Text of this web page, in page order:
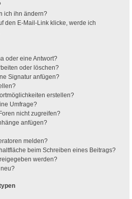
ich ihn ändern?
den E-Mail-Link klicke, werde ich
oder eine Antwort?
oder löschen?
Signatur anfügen?
erstellen?
Umfrage?
nicht zugreifen?
anfügen?
melden?
beim Schreiben eines Beitrags?
werden?